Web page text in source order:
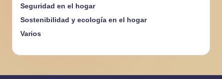
Seguridad en el hogar
Sostenibilidad y ecología en el hogar
Varios